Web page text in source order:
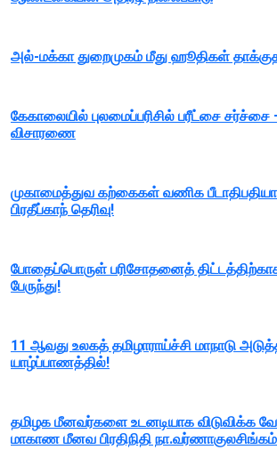
அல்-மக்கா துறைமுகம் மீது ஹூதிகள்
கேகாலையில் புலமைப்பரிசில் பரீட்சை சர்ச்சை
விசாரணை
முகாமைத்துவ கற்கைகள் வணிக
பிரதீப்காந் தெரிவு!
போதைப்பொருள் பரிசோதனைத்
பேருந்து!
11 ஆவது உலகத் தமிழாராய்ச்சி மாநாடு
யாழ்ப்பாணத்தில்!
தமிழக மீனவர்களை உடனடியாக விடுவிக்க
மாகாண மீனவ பிரதிநிதி